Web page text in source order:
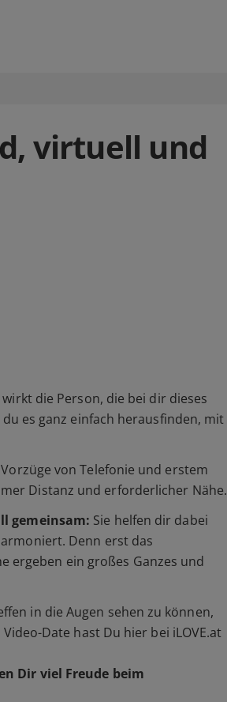
virtuell und
die Person, die bei dir dieses
es ganz einfach herausfinden, mit
von Telefonie und erstem
Distanz und erforderlicher Nähe.
gemeinsam: Sie helfen dir dabei
Denn erst das
ergeben ein großes Ganzes und
in die Augen sehen zu können,
Date hast Du hier bei iLOVE.at
Dir viel Freude beim